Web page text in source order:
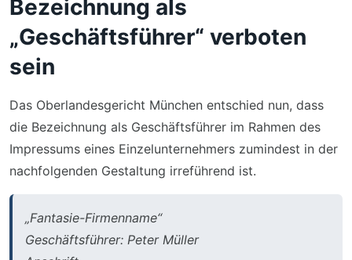
Bezeichnung als
„Geschäftsführer“ verboten
sein
Das Oberlandesgericht München entschied nun, dass
die Bezeichnung als Geschäftsführer im Rahmen des
Impressums eines Einzelunternehmers zumindest in der
nachfolgenden Gestaltung irreführend ist.
„Fantasie-Firmenname“
Geschäftsführer: Peter Müller